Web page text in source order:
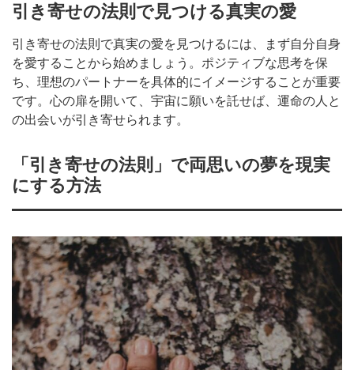
引き寄せの法則で見つける真実の愛
引き寄せの法則で真実の愛を見つけるには、まず自分自身
を愛することから始めましょう。ポジティブな思考を保
ち、理想のパートナーを具体的にイメージすることが重要
です。心の扉を開いて、宇宙に願いを託せば、運命の人と
の出会いが引き寄せられます。
「引き寄せの法則」で両思いの夢を現実
にする方法